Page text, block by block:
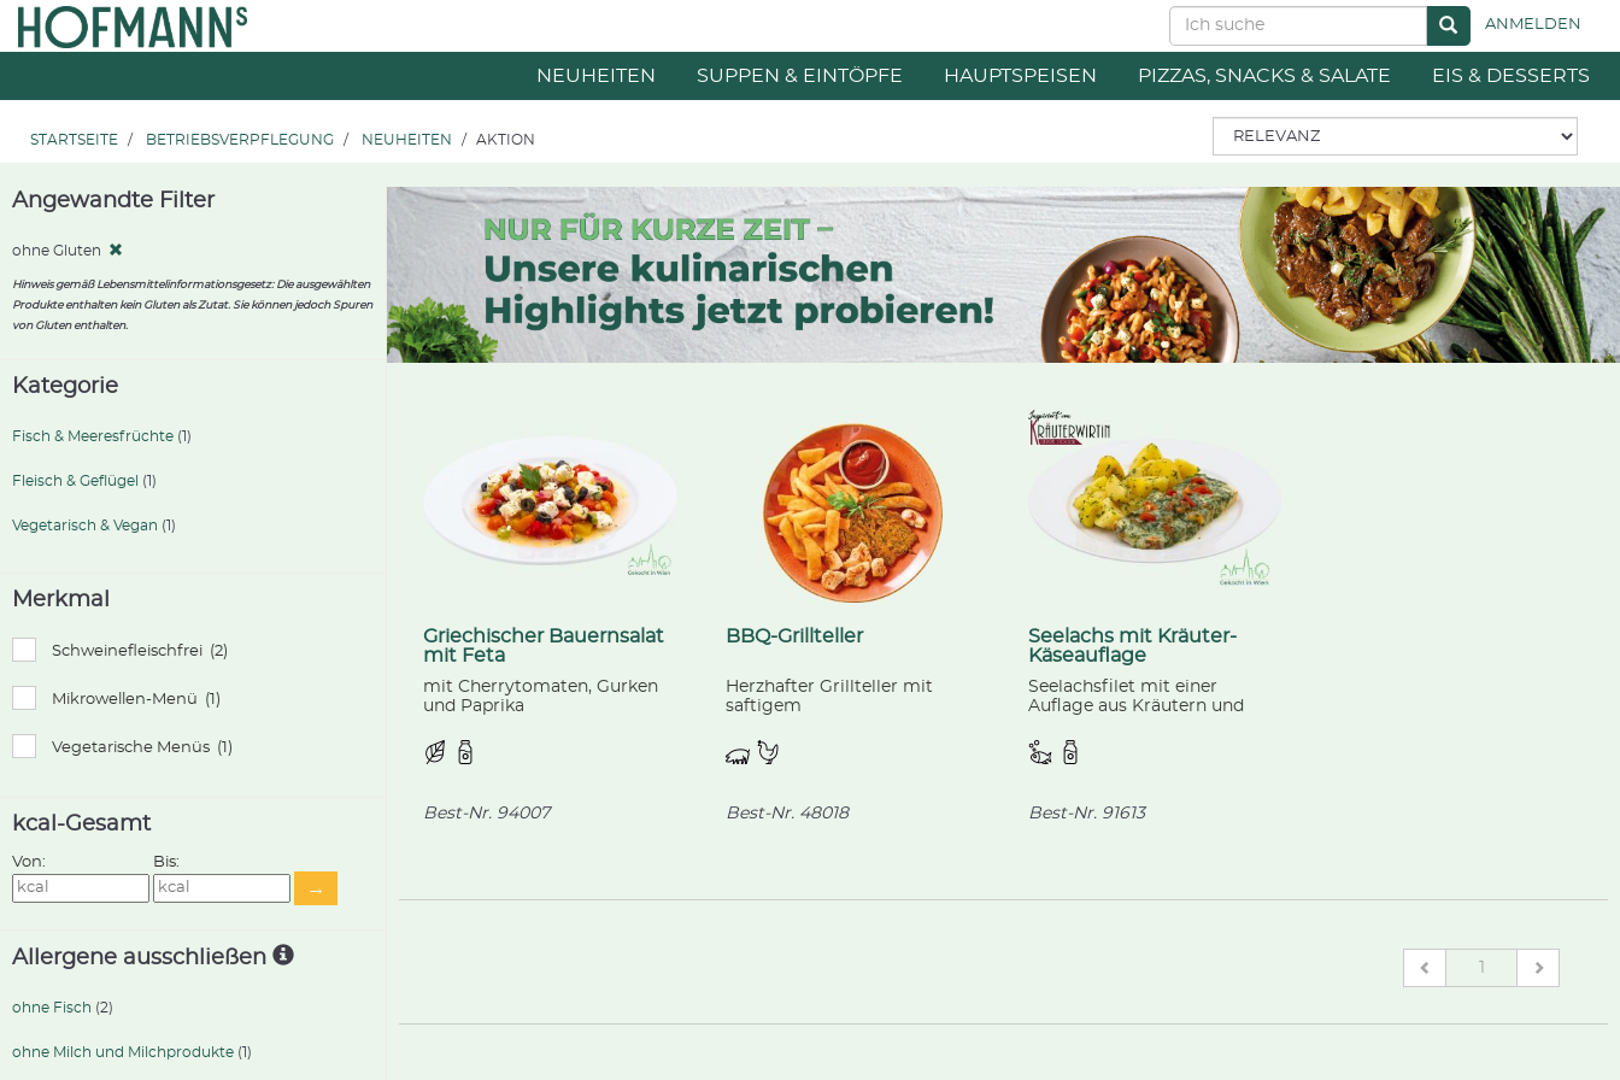
Zum
Inhalt
Zum
Navigationsmenü
ANMELDEN
NEUHEITEN SUPPEN & EINTÖPFE HAUPTSPEISEN PIZZAS, SNACKS & SALATE EIS & DESSERTS
STARTSEITE BETRIEBSVERPFLEGUNG NEUHEITEN AKTION
Angewandte Filter
ohne Gluten
Hinweis gemäß Lebensmittelinformationsgesetz: Die ausgewählten
Produkte enthalten kein Gluten als Zutat. Sie können jedoch Spuren
von Gluten enthalten.
Kategorie
Fisch & Meeresfrüchte (1)
Fleisch & Geflügel (1)
Vegetarisch & Vegan (1)
Merkmal
Schweinefleischfrei (2)
Mikrowellen-Menü (1)
Vegetarische Menüs (1)
kcal-Gesamt
Von: Bis:
→
Allergene ausschließen
ohne Fisch (2)
ohne Milch und Milchprodukte (1)
Griechischer Bauernsalat
mit Feta
mit Cherrytomaten, Gurken
und Paprika
Best-Nr. 94007
BBQ-Grillteller
Herzhafter Grillteller mit
saftigem
fränkischen Bratwürstchen
und zarten
dazu knusprige Steakhouse
frites und Ketchup (separat
Best-Nr. 48018
Seelachs mit Kräuter-
Käseauflage
Seelachsfilet mit einer
Auflage aus Kräutern und
Petersilerdäpfeln, inspiriert
von der Kräuterwirtin Gerda
Best-Nr. 91613
(current)